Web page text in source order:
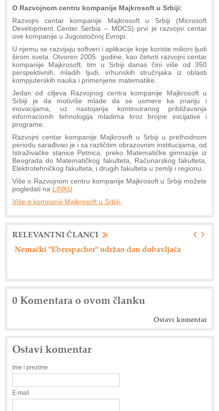
O Razvojnom centru kompanije Majkrosoft u Srbiji:
Razvojni centar kompanije Majkrosoft u Srbiji (Microsoft
Development Center Serbia – MDCS) prvi je razvojni centar
ove kompanije u Jugoistočnoj Evropi.
U njemu se razvijaju softveri i aplikacije koje koriste milioni ljudi
širom sveta. Otvoren 2005. godine, kao četvrti razvojni centar
kompanije Majkrosoft, tim u Srbiji danas čini više od 350
perspektivnih, mladih ljudi, vrhunskih stručnjaka iz oblasti
kompjuterskih nauka i primenjene matematike.
Jedan od ciljeva Razvojnog centra kompanije Majkrosoft u
Srbiji je da motiviše mlade da se usmere ka znanju i
inovacijama, uz nastojanja kontinuiranog približavanja
informacionih tehnologija mladima kroz brojne inicijative i
programe.
Razvojni centar kompanije Majkrosoft u Srbiji u prethodnom
periodu sarađivao je i sa različitim obrazovnim institucijama, od
Istraživačke stanice Petnica, preko Matematičke gimnazije iz
Beograda do Matematičkog fakulteta, Računarskog fakulteta,
Elektrotehničkog fakulteta, i drugih fakulteta u zemlji i regionu.
Više o Razvojnom centru kompanije Majkrosoft u Srbiji možete
pogledati na LINKU
Više o kompaniji Majkrosoft u Srbiji
RELEVANTNI ČLANCI
Axiom Tech d.o.o. - Siemensova rešenja
0 Komentara o ovom članku
Ostavi komentar
Ostavi komentar
Ime i prezime
E-mail